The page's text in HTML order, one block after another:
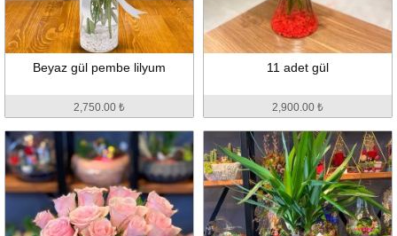
Beyaz gül pembe lilyum
2,750.00 ₺
11 adet gül
2,900.00 ₺